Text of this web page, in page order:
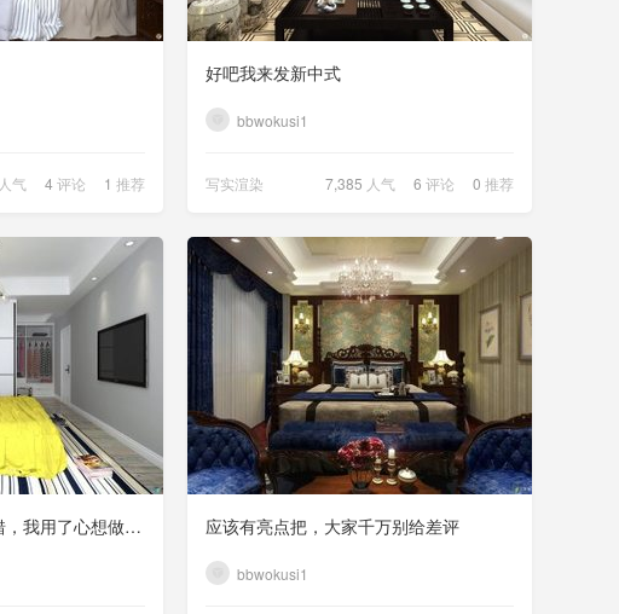
人气 4 评论 1 推荐
好吧我来发新中式
bbwokusi1
写实渲染 7,385 人气 6 评论 0 推荐
几张图，客户觉得不错，我用了心想做却总做不好 应该有亮点把，大家千万别给差评
bbwokusi1